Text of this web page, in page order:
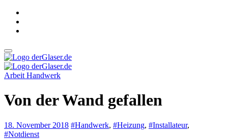
Zum
Inhalt
springen
derGlaser.de
Mein Leben mit Frau, zwei Kindern und Katze
Arbeit Handwerk
Von der Wand gefallen
18. November 2018 #Handwerk, #Heizung, #Installateur,
#Notdienst